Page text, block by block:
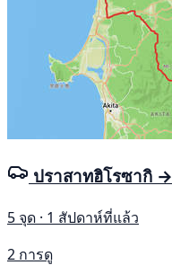
ปราสาทฮิโรซากิ
5 จุด · 1 สัปดาห์ที่แล้ว
2 การดู